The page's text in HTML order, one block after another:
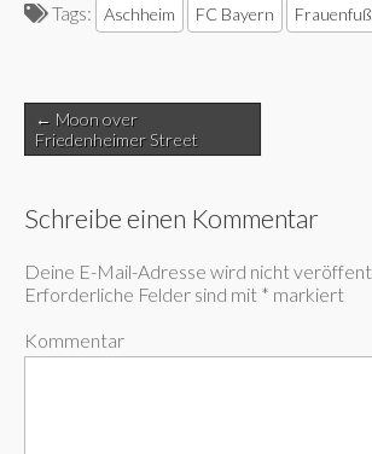
Tags: Aschheim FC Bayern
Post
navigation
← Moon over
Friedenheimer Street
Schreibe einen Kommentar
Deine E-Mail-Adresse wird nicht
Erforderliche Felder sind mit * markiert
Kommentar